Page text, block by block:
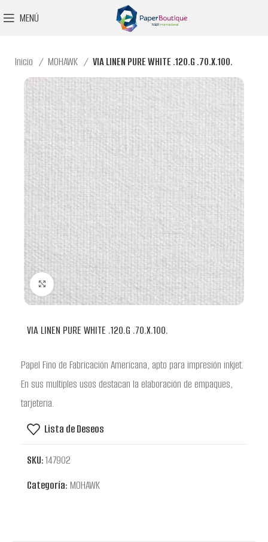
MENÚ
Inicio MOHAWK VIA LINEN PURE WHITE .120.G .70.X.100.
Clic para ampliar
VIA LINEN PURE WHITE .120.G .70.X.100.
Papel Fino de Fabricación Americana, apto para impresión inkjet.
En sus multiples usos destacan la elaboración de empaques,
tarjeteria.
Lista de Deseos
SKU:147902
Categoría: MOHAWK